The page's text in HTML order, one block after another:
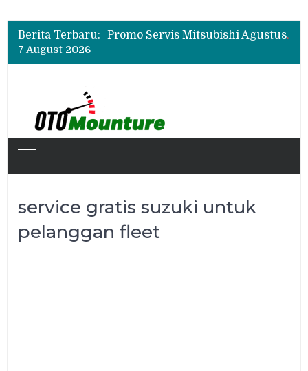
Berita Terbaru:
Bukan Cuma Layar 14,6 Inci, Ini Fitur Pintar Changan Nevo Q05 yang Dibanderol Rp309 Juta
Promo Servis Mitsubishi Agustus 2026, Ada Diskon ESP dan Bodi & Cat Kilau Merdeka
Bukan Cuma Layar 14,6 Inci, Ini Fitur Pintar Changan Nevo Q05 yang Dibanderol Rp309 Juta
7 August 2026
service gratis suzuki untuk
pelanggan fleet